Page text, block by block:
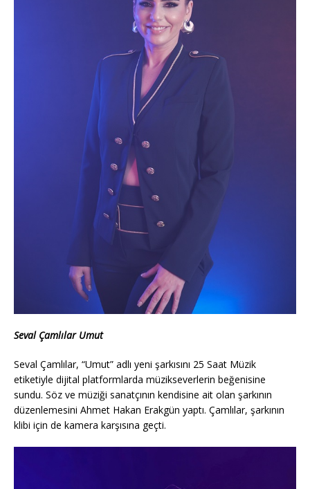
Seval Çamlılar Umut
Seval Çamlılar, “Umut” adlı yeni şarkısını 25 Saat Müzik
etiketiyle dijital platformlarda müzikseverlerin beğenisine
sundu. Söz ve müziği sanatçının kendisine ait olan şarkının
düzenlemesini Ahmet Hakan Erakgün yaptı. Çamlılar, şarkının
klibi için de kamera karşısına geçti.